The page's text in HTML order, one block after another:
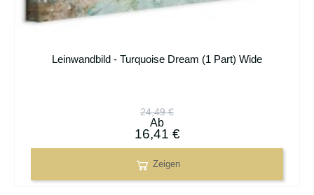
Leinwandbild - Turquoise Dream (1 Part) Wide
24,49 €
Ab
16,41 €
Zeigen